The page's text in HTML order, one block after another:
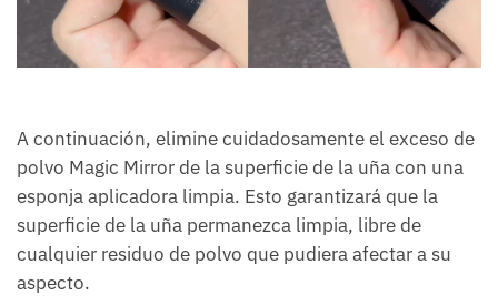
A continuación, elimine cuidadosamente el exceso de
polvo Magic Mirror de la superficie de la uña con una
esponja aplicadora limpia. Esto garantizará que la
superficie de la uña permanezca limpia, libre de
cualquier residuo de polvo que pudiera afectar a su
aspecto.